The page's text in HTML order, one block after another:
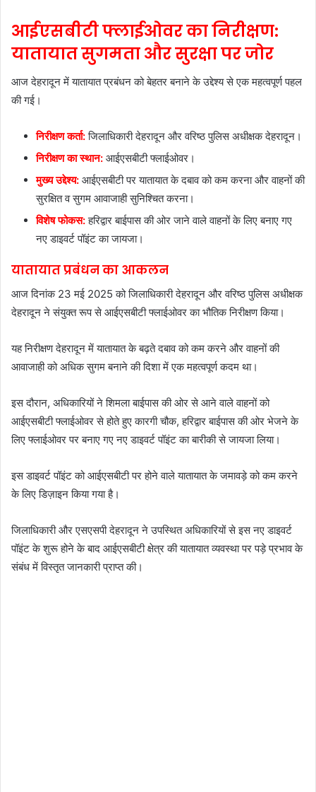
आईएसबीटी फ्लाईओवर का निरीक्षण:
यातायात सुगमता और सुरक्षा पर जोर
आज देहरादून में यातायात प्रबंधन को बेहतर बनाने के उद्देश्य से एक महत्वपूर्ण पहल
की गई।
निरीक्षण कर्ता:जिलाधिकारी देहरादून और वरिष्ठ पुलिस अधीक्षक देहरादून।
निरीक्षण का स्थान: आईएसबीटी फ्लाईओवर।
मुख्य उद्देश्य: आईएसबीटी पर यातायात के दबाव को कम करना और वाहनों की
सुरक्षित व सुगम आवाजाही सुनिश्चित करना।
विशेष फोकस:हरिद्वार बाईपास की ओर जाने वाले वाहनों के लिए बनाए गए
नए डाइवर्ट पॉइंट का जायजा।
यातायात प्रबंधन का आकलन
आज दिनांक 23 मई 2025 को जिलाधिकारी देहरादून और वरिष्ठ पुलिस अधीक्षक
देहरादून ने संयुक्त रूप से आईएसबीटी फ्लाईओवर का भौतिक निरीक्षण किया।
यह निरीक्षण देहरादून में यातायात के बढ़ते दबाव को कम करने और वाहनों की
आवाजाही को अधिक सुगम बनाने की दिशा में एक महत्वपूर्ण कदम था।
इस दौरान, अधिकारियों ने शिमला बाईपास की ओर से आने वाले वाहनों को
आईएसबीटी फ्लाईओवर से होते हुए कारगी चौक, हरिद्वार बाईपास की ओर भेजने के
लिए फ्लाईओवर पर बनाए गए नए डाइवर्ट पॉइंट का बारीकी से जायजा लिया।
इस डाइवर्ट पॉइंट को आईएसबीटी पर होने वाले यातायात के जमावड़े को कम करने
के लिए डिज़ाइन किया गया है।
जिलाधिकारी और एसएसपी देहरादून ने उपस्थित अधिकारियों से इस नए डाइवर्ट
पॉइंट के शुरू होने के बाद आईएसबीटी क्षेत्र की यातायात व्यवस्था पर पड़े प्रभाव के
संबंध में विस्तृत जानकारी प्राप्त की।